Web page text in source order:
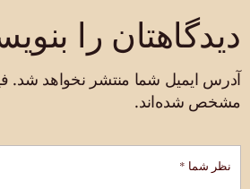
دیدگاهتان را
آدرس ایمیل شما منتشر نخواهد شد.
مشخص شده‌اند.